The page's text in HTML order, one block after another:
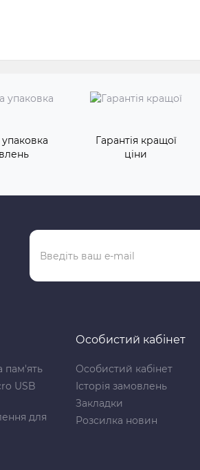
упаковка
Гарантія кращої
ціни
пам'ять
USB
для
Особистий кабінет
Особистий кабінет
Історія замовлень
Закладки
Розсилка новин